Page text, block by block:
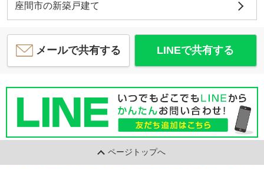
座間市の新築戸建て
メールで共有する LINEで共有する
ページトップへ